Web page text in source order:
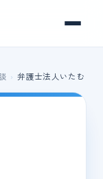
弁護士法人いたむら